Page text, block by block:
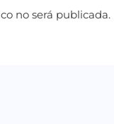
no será publicada.